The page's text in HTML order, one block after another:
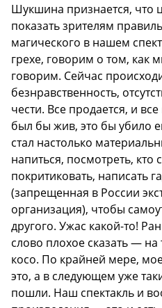
Шукшина признается, что
показать зрителям
магического в нашем
грехе, говорим о том, как
говорим. Сейчас
безнравственность,
чести. Все продается, и
был бы жив, это бы убило
стал настолько
напиться, посмотреть, кто
покритиковать, написать
(запрещенная в России
организация), чтобы
другого. Ужас какой-то!
слово плохое сказать —
косо. По крайней мере,
это, а в следующем уже
пошли. Наш спектакль и